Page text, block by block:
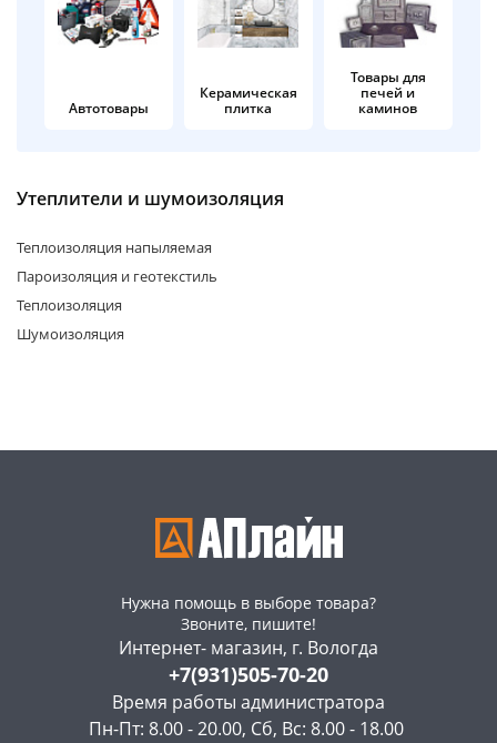
Автотовары
Керамическая
плитка
Товары для
печей и
каминов
Утеплители и шумоизоляция
Теплоизоляция напыляемая
Пароизоляция и геотекстиль
Теплоизоляция
Шумоизоляция
Нужна помощь в выборе товара?
Звоните, пишите!
Интернет- магазин, г. Вологда
+7(931)505-70-20
Время работы администратора
Пн-Пт: 8.00 - 20.00, Сб, Вс: 8.00 - 18.00